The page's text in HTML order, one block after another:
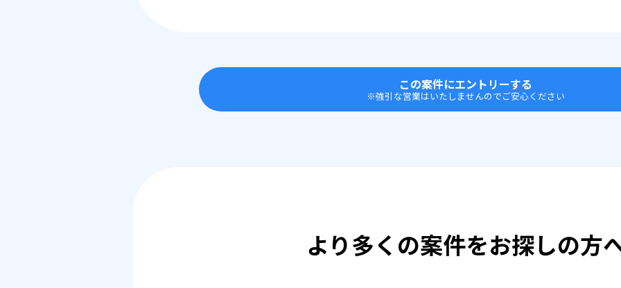
この案件にエントリーする
※強引な営業はいたしませんのでご安心ください
より多くの案件をお探しの方